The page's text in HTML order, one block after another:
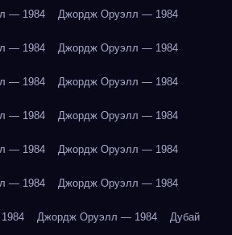
— 1984 Джордж Оруэлл — 1984
— 1984 Джордж Оруэлл — 1984
— 1984 Джордж Оруэлл — 1984
— 1984 Джордж Оруэлл — 1984
— 1984 Джордж Оруэлл — 1984
— 1984 Джордж Оруэлл — 1984
Джордж Оруэлл — 1984 Дубай